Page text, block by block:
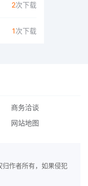
2次下载
1次下载
商务洽谈
网站地图
作者所有，如果侵犯